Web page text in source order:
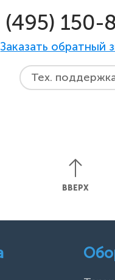
(495) 150-
Заказать обратный
Тех.
ВВЕРХ